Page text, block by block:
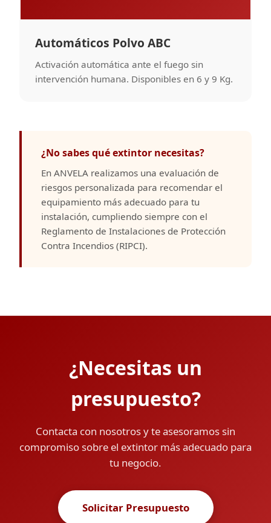
Automáticos Polvo ABC
Activación automática ante el fuego sin
intervención humana. Disponibles en 6 y 9 Kg.
¿No sabes qué extintor necesitas?
En ANVELA realizamos una evaluación de
riesgos personalizada para recomendar el
equipamiento más adecuado para tu
instalación, cumpliendo siempre con el
Reglamento de Instalaciones de Protección
Contra Incendios (RIPCI).
¿Necesitas un
presupuesto?
Contacta con nosotros y te asesoramos sin
compromiso sobre el extintor más adecuado para
tu negocio.
Solicitar Presupuesto